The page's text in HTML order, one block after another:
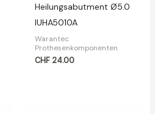
Heilungsabutment Ø5.0
IUHA5010A
Warantec
Prothesenkomponenten
CHF24.00